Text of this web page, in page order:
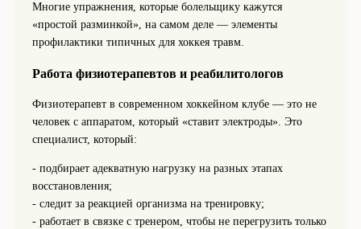
Многие упражнения, которые болельщику кажутся
«простой разминкой», на самом деле — элементы
профилактики типичных для хоккея травм.
Работа физиотерапевтов и реабилитологов
Физиотерапевт в современном хоккейном клубе — это не
человек с аппаратом, который «ставит электроды». Это
специалист, который:
- подбирает адекватную нагрузку на разных этапах
восстановления;
- следит за реакцией организма на тренировку;
- работает в связке с тренером, чтобы не перегрузить только